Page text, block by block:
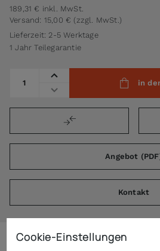
189,31 € inkl. MwSt.
Versand: 15,00 € (zzgl. MwSt.)
Lieferzeit: 2-5 Werktage
1 Jahr Teilegarantie
in
Angebot
Kontakt
Cookie-Einstellungen